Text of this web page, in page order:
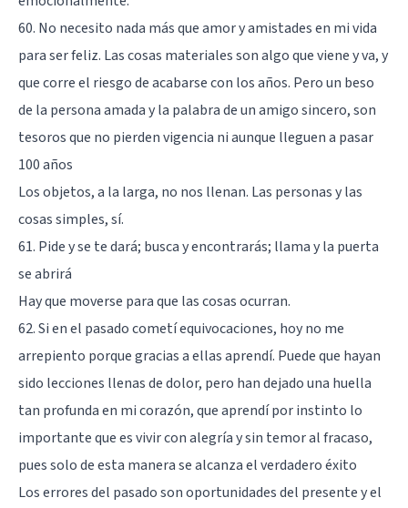
60. No necesito nada más que amor y amistades en mi vida
para ser feliz. Las cosas materiales son algo que viene y va, y
que corre el riesgo de acabarse con los años. Pero un beso
de la persona amada y la palabra de un amigo sincero, son
tesoros que no pierden vigencia ni aunque lleguen a pasar
100 años
Los objetos, a la larga, no nos llenan. Las personas y las
cosas simples, sí.
61. Pide y se te dará; busca y encontrarás; llama y la puerta
se abrirá
Hay que moverse para que las cosas ocurran.
62. Si en el pasado cometí equivocaciones, hoy no me
arrepiento porque gracias a ellas aprendí. Puede que hayan
sido lecciones llenas de dolor, pero han dejado una huella
tan profunda en mi corazón, que aprendí por instinto lo
importante que es vivir con alegría y sin temor al fracaso,
pues solo de esta manera se alcanza el verdadero éxito
Los errores del pasado son oportunidades del presente y el